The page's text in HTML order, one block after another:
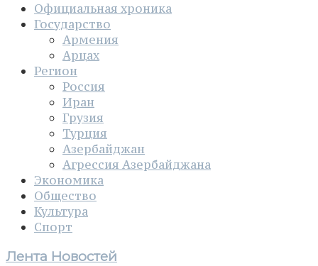
Официальная хроника
Государство
Армения
Арцах
Регион
Россия
Иран
Грузия
Турция
Азербайджан
Агрессия Азербайджана
Экономика
Общество
Культура
Спорт
Лента Новостей